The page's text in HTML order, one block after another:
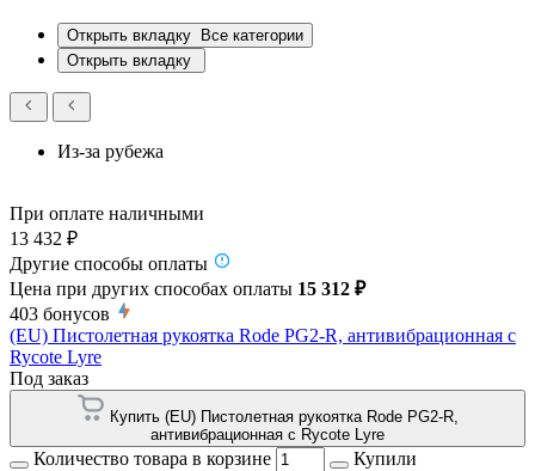
Открыть вкладку
Все категории
Открыть вкладку
Из-за рубежа
При оплате наличными
13 432 ₽
Другие способы оплаты
Цена при других способах оплаты 15 312 ₽
403 бонусов
(EU) Пистолетная рукоятка Rode PG2-R, антивибрационная с
Rycote Lyre
Под заказ
Купить (EU) Пистолетная рукоятка Rode PG2-R,
антивибрационная с Rycote Lyre
Количество товара в корзине
Купили